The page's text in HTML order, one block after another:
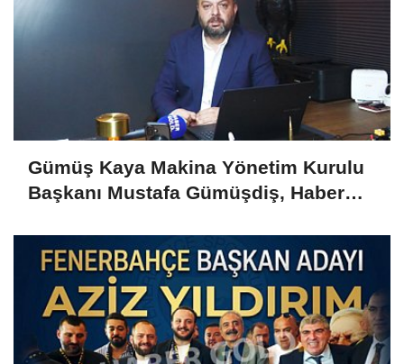
Gümüş Kaya Makina Yönetim Kurulu
Başkanı Mustafa Gümüşdiş, Haber